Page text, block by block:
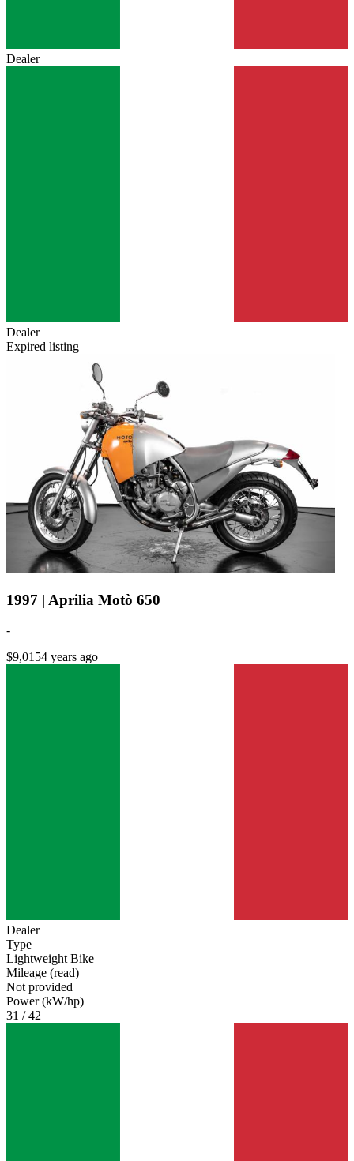
Dealer
Dealer
Expired listing
1997 | Aprilia Motò 650
-
$9,0154 years ago
Dealer
Type
Lightweight Bike
Mileage (read)
Not provided
Power (kW/hp)
31 / 42